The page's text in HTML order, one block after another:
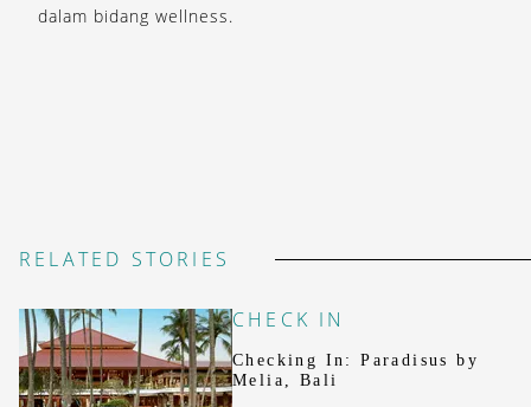
dalam bidang wellness.
RELATED STORIES
CHECK IN
Checking In: Paradisus by
Melia, Bali